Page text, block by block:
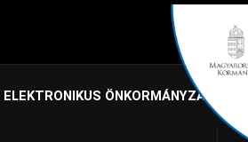
ELEKTRONIKUS ÖNKORMÁNYZAT